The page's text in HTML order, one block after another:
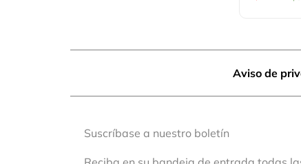
Aviso de
Suscríbase a nuestro boletín